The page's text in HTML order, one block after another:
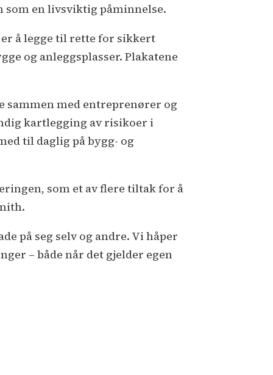
som en livsviktig påminnelse.
er å legge til rette for sikkert
og anleggsplasser. Plakatene
sammen med entreprenører og
kartlegging av risikoer i
til daglig på bygg- og
som et av flere tiltak for å
på seg selv og andre. Vi håper
– både når det gjelder egen